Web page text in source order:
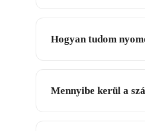
Hogyan tudom
Mennyibe kerül a